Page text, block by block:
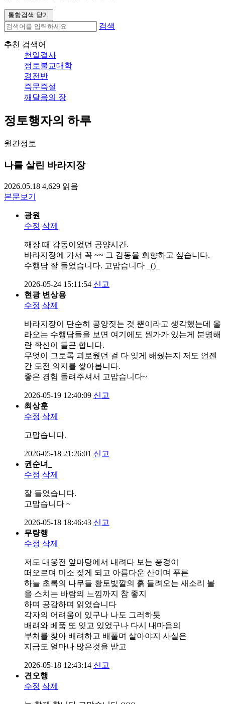
통합검색 닫기
검색
추천 검색어
천일결사
정토불교대학
경전반
즉문즉설
깨달음의 장
정토행자의 하루
월간정토
나를 살린 바라지장
2026.05.18 4,629 읽음
본문보기
광원
수정 삭제
깨장 때 감동이었던 공양시간.
바라지장에 가서 꼭 ~~ 그 감동을 회향하고 싶습니다.
수행담 잘 들었습니다. 고맙습니다 _()_
2026-05-24 15:11:54 신고
현광 변상용
수정 삭제
바라지장이 단순히 공양짓는 것 뿐이라고 생각했는데 올
라오는 수행담들을 보면 여기에도 뭔가가 있는게 분명해
란 확신이 들곤 합니다.
무엇이 그토록 괴로웠던 걸 다 잊게 해줬는지 저도 언젠
간 도전 의지를 쌓아봅니다.
좋은 경험 들려주셔서 고맙습니다~
2026-05-19 12:40:09 신고
최상훈
수정 삭제
고맙습니다.
2026-05-18 21:26:01 신고
권순녀_
수정 삭제
잘 들었습니다.
고맙습니다 ~
2026-05-18 18:46:43 신고
무량행
수정 삭제
저도 대웅전 앞마당에서 내려다 보는 풍경이
떠오르며 미소 짖게 되고 아름다운 산이며 푸른
하늘 초록의 나무들 황토빛깔의 훍 들려오는 새소리 볼
을 스치는 바람의 느낌까지 참 좋지
하며 공감하며 읽었습니다
각자의 어려움이 있구나 나도 그러하듯
배려와 베품 또 잊고 있었구나 다시 내마음의
부처를 찾아 배려하고 배풀며 살아야지 사실은
지금도 얼마나 많은것을 받고
2026-05-18 12:43:14 신고
견오행
수정 삭제